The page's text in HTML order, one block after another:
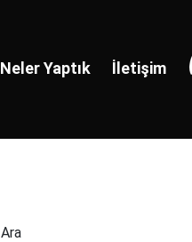
Neler Yaptık İletişim
Ara